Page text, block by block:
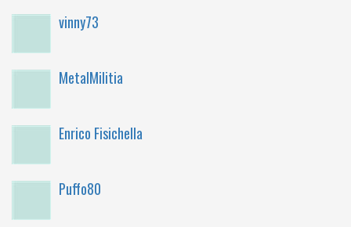
vinny73
MetalMilitia
Enrico Fisichella
Puffo80